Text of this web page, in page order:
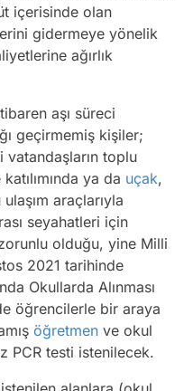
içerisinde olan
gidermeye yönelik
ağırlık
aşı süreci
geçirmemiş kişiler;
vatandaşların toplu
ya da uçak,
araçlarıyla
seyahatleri için
olduğu, yine Milli
2021 tarihinde
Okullarda Alınması
öğrencilerle bir araya
öğretmen ve okul
PCR testi istenilecek.